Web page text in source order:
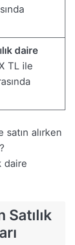
daire
TL ile
satın alırken
daire
Satılık